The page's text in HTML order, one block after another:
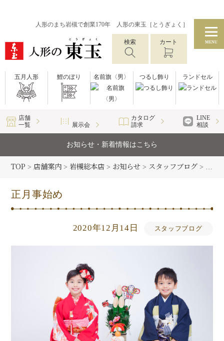
人形のまち岩槻で創業170年 人形の東玉［とうぎょく］
検索 カート MENU
五月人形 鯉のぼり 名前旗〈男〉 つるし飾り ランドセル
店舗
一覧
展示会
カタログ
請求
LINE
相談
お知らせ・新着情報はこちら
TOP > 店舗案内 > 岩槻総本店 > お知らせ > スタッフブログ > 正月
正月事始め
2020年12月14日 スタッフブログ